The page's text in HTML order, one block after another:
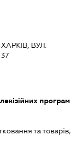
ВУЛ.
програм
та товарів,